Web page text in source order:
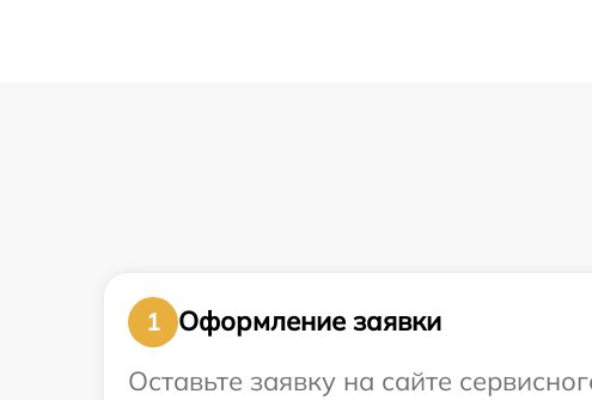
1
Оформление заявки
Оставьте заявку на сайте